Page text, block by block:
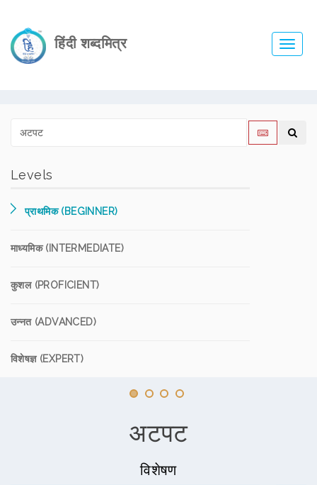
हिंदी शब्दमित्र
Levels
प्राथमिक (BEGINNER)
माध्यमिक (INTERMEDIATE)
कुशल (PROFICIENT)
उन्नत (ADVANCED)
विशेषज्ञ (EXPERT)
अटपट
विशेषण